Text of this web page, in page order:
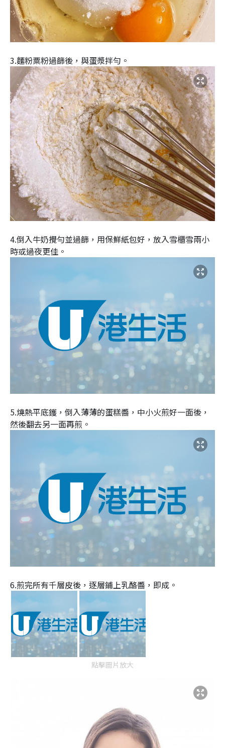
3.麵粉粟粉過篩後，與蛋漿拌勻。
4.倒入牛奶攪勻並過篩，用保鮮紙包好，放入雪櫃雪兩小
時或過夜更佳。
5.燒熱平底鑊，倒入薄薄的蛋糕醬，中小火煎好一面後，
然後翻去另一面再煎。
6.煎完所有千層皮後，逐層鋪上乳酪醬，即成。
點擊圖片放大